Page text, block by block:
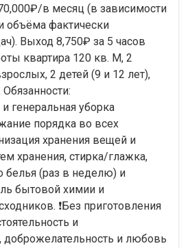
в месяц (в зависимости
объёма фактически
Выход 8,750₽ за 5 часов
квартира 120 кв. М, 2
2 детей (9 и 12 лет),
генеральная уборка
порядка во всех
хранения вещей и
хранения, стирка/глажка,
белья (раз в неделю) и
бытовой химии и
❗️Без приготовления
и
доброжелательность и любовь